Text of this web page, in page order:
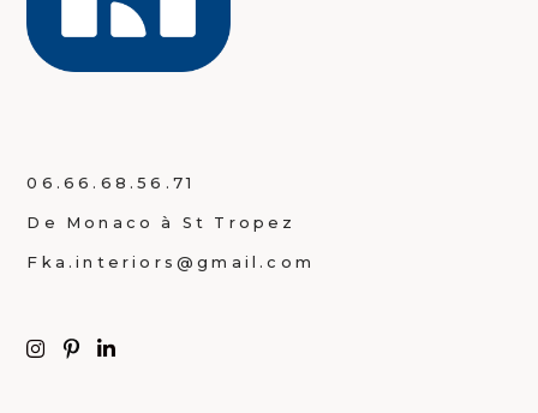
06.66.68.56.71
De Monaco à St Tropez
Fka.interiors@gmail.com